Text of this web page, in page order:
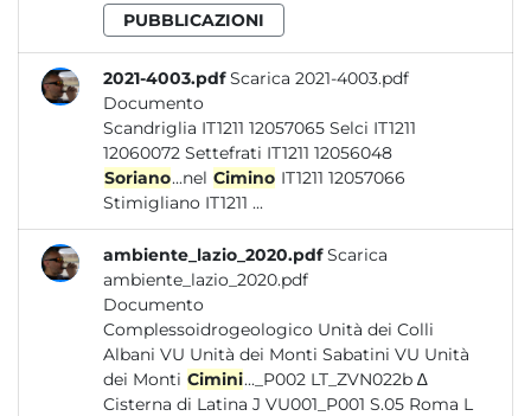
PUBBLICAZIONI
2021-4003.pdf Scarica 2021-4003.pdf
Documento
Scandriglia IT1211 12057065 Selci IT1211
12060072 Settefrati IT1211 12056048
Soriano...nel Cimino
Stimigliano IT1211 ...
ambiente_lazio_2020.pdf Scarica
ambiente_lazio_2020.pdf
Documento
Complessoidrogeologico Unità dei Colli
Albani VU Unità dei Monti Sabatini VU Unità
dei Monti Cimini..._P002 LT_ZVN022b ∆
Cisterna di Latina J VU001_P001 S.05 Roma L